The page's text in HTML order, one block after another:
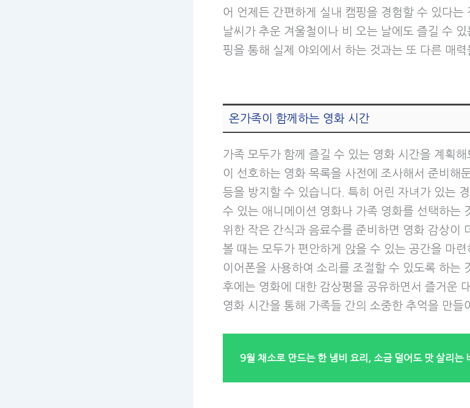
어 언제든 간편하게 실내 캠핑을 경험할 수 있다는
날씨가 추운 겨울철이나 비 오는 날에도 즐길 수
핑을 통해 실제 야외에서 하는 것과는 또 다른 매력
온가족이 함께하는 영화 시간
가족 모두가 함께 즐길 수 있는 영화 시간을 계획
이 선호하는 영화 목록을 사전에 조사해서 준비해
등을 방지할 수 있습니다. 특히 어린 자녀가 있는
수 있는 애니메이션 영화나 가족 영화를 선택하는
위한 작은 간식과 음료수를 준비하면 영화 감상이
볼 때는 모두가 편안하게 앉을 수 있는 공간을 마련
이어폰을 사용하여 소리를 조절할 수 있도록 하는
후에는 영화에 대한 감상평을 공유하면서 즐거운
영화 시간을 통해 가족들 간의 소중한 추억을 만들
9월 채소로 만드는 한 냄비 요리, 소금 덜어도 맛 살리는